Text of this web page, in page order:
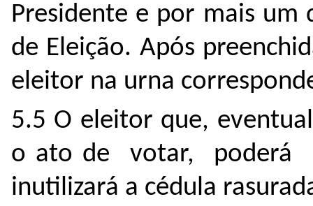
Presidente e por mais um
de Eleição. Após
eleitor na urna
5.5 O eleitor que,
o ato de votar, poderá
inutilizará a cédula